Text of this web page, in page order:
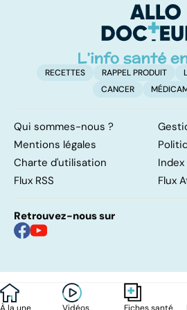
À la une Vidéos
RECETTES RAPPEL PRODUIT
CANCER
Qui sommes-nous ?
Mentions légales
Charte d'utilisation
Flux RSS
Flux
Retrouvez-nous sur